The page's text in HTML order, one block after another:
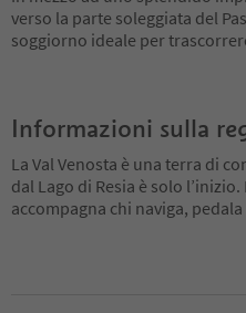
verso la parte soleggiata del
soggiorno ideale per
Informazioni sulla
La Val Venosta è una terra di
dal Lago di Resia è solo
accompagna chi naviga,